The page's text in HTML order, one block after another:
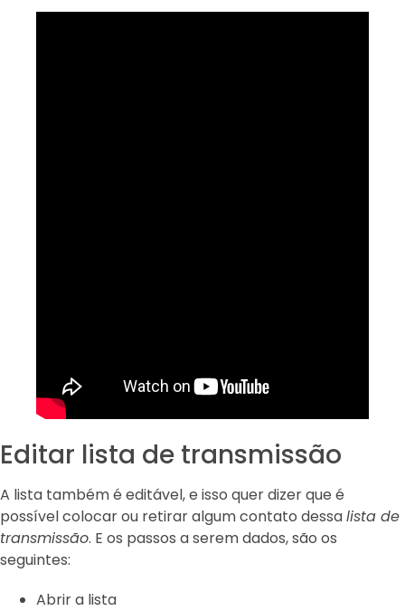
Editar lista de transmissão
A lista também é editável, e isso quer dizer que é
possível colocar ou retirar algum contato dessalista de
transmissão. E os passos a serem dados, são os
seguintes:
Abrir a lista